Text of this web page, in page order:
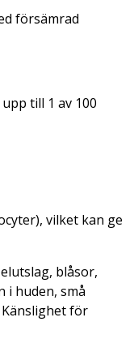
försämrad
till 1 av 100
vilket kan ge
blåsor,
i huden, små
för